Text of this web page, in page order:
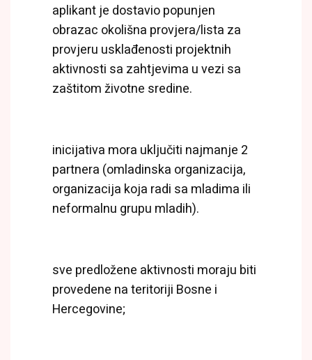
aplikant je dostavio popunjen
obrazac okolišna provjera/lista za
provjeru usklađenosti projektnih
aktivnosti sa zahtjevima u vezi sa
zaštitom životne sredine.
inicijativa mora uključiti najmanje 2
partnera (omladinska organizacija,
organizacija koja radi sa mladima ili
neformalnu grupu mladih).
sve predložene aktivnosti moraju biti
provedene na teritoriji Bosne i
Hercegovine;